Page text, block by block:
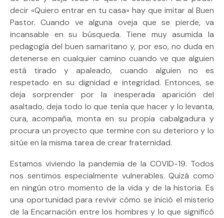
decir «Quiero entrar en tu casa» hay que imitar al Buen
Pastor. Cuando ve alguna oveja que se pierde, va
incansable en su búsqueda. Tiene muy asumida la
pedagogía del buen samaritano y, por eso, no duda en
detenerse en cualquier camino cuando ve que alguien
está tirado y apaleado, cuando alguien no es
respetado en su dignidad e integridad. Entonces, se
deja sorprender por la inesperada aparición del
asaltado, deja todo lo que tenía que hacer y lo levanta,
cura, acompaña, monta en su propia cabalgadura y
procura un proyecto que termine con su deterioro y lo
sitúe en la misma tarea de crear fraternidad.
Estamos viviendo la pandemia de la COVID-19. Todos
nos sentimos especialmente vulnerables. Quizá como
en ningún otro momento de la vida y de la historia. Es
una oportunidad para revivir cómo se inició el misterio
de la Encarnación entre los hombres y lo que significó